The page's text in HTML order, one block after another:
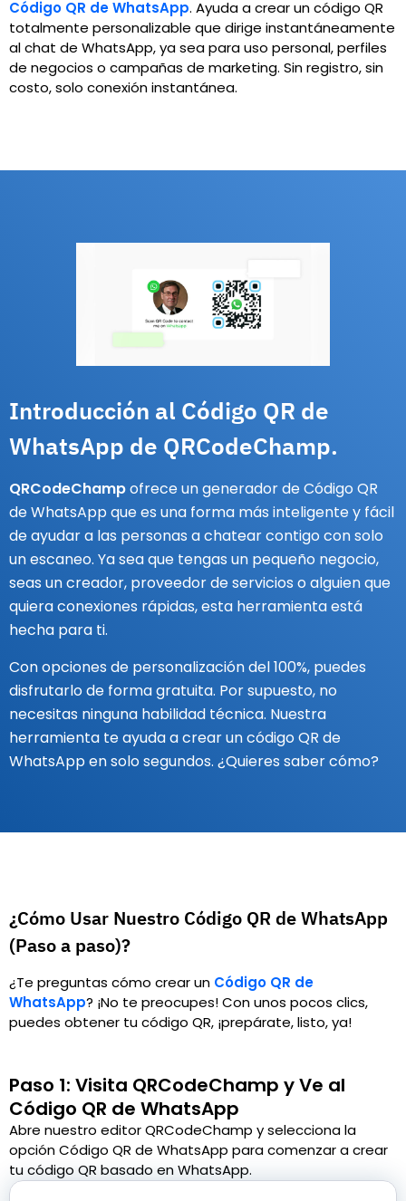
Código QR de WhatsApp. Ayuda a crear un código QR
totalmente personalizable que dirige instantáneamente
al chat de WhatsApp, ya sea para uso personal, perfiles
de negocios o campañas de marketing. Sin registro, sin
costo, solo conexión instantánea.
Introducción al Código QR de
WhatsApp de QRCodeChamp.
QRCodeChampofrece un generador de Código QR
de WhatsApp que es una forma más inteligente y fácil
de ayudar a las personas a chatear contigo con solo
un escaneo. Ya sea que tengas un pequeño negocio,
seas un creador, proveedor de servicios o alguien que
quiera conexiones rápidas, esta herramienta está
hecha para ti.
Con opciones de personalización del 100%, puedes
disfrutarlo de forma gratuita. Por supuesto, no
necesitas ninguna habilidad técnica. Nuestra
herramienta te ayuda a crear un código QR de
WhatsApp en solo segundos. ¿Quieres saber cómo?
¿Cómo Usar Nuestro Código QR de WhatsApp
(Paso a paso)?
¿Te preguntas cómo crear un Código QR de
WhatsApp? ¡No te preocupes! Con unos pocos clics,
puedes obtener tu código QR, ¡prepárate, listo, ya!
Paso 1: Visita QRCodeChamp y Ve al
Código QR de WhatsApp
Abre nuestro editor QRCodeChamp y selecciona la
opción Código QR de WhatsApp para comenzar a crear
tu código QR basado en WhatsApp.